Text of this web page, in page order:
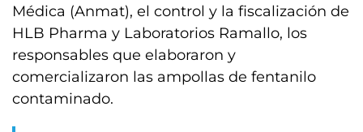
Médica (Anmat), el control y la fiscalización de
HLB Pharma y Laboratorios Ramallo, los
responsables que elaboraron y
comercializaron las ampollas de fentanilo
contaminado.